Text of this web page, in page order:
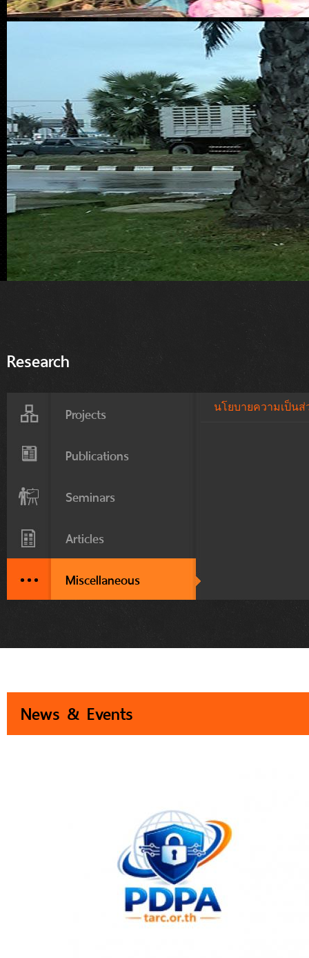
Research
Projects
Publications
Seminars
Articles
Miscellaneous
นโยบายความเป็นส่
News & Events